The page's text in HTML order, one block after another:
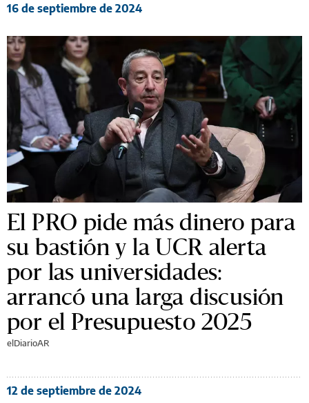
16 de septiembre de 2024
El PRO pide más dinero para
su bastión y la UCR alerta
por las universidades:
arrancó una larga discusión
por el Presupuesto 2025
elDiarioAR
12 de septiembre de 2024